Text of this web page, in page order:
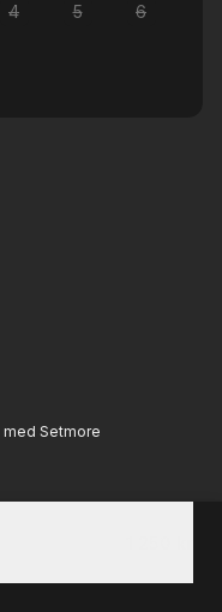
4 5 6
med Setmore